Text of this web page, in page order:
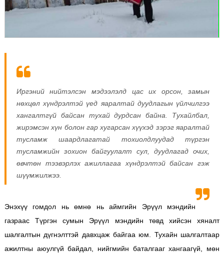
Иргэний нийтэлсэн мэдээлэлд цас их орсон, замын
нөхцөл хүндрэлтэй үед яаралтай дуудлагын үйлчилгээ
хангалтгүй байсан тухай дурдсан байна. Тухайлбал,
жирэмсэн хүн болон гар хугарсан хүүхэд зэрэг яаралтай
тусламж шаардлагатай тохиолдлуудад түргэн
тусламжийн зохион байгуулалт сул, дуудлагад очих,
өвчтөн тээвэрлэх ажиллагаа хүндрэлтэй байсан гэж
шүүмжилжээ.
Энэхүү гомдол нь өмнө нь аймгийн Эрүүл мэндийн
газраас Түргэн сумын Эрүүл мэндийн төвд хийсэн хяналт
шалгалтын дүгнэлттэй давхцаж байгаа юм. Тухайн шалгалтаар
ажилтны аюулгүй байдал, нийгмийн баталгааг хангаагүй, мөн